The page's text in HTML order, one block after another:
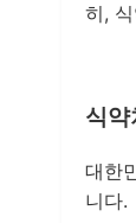
히,
식약
대한
니다.